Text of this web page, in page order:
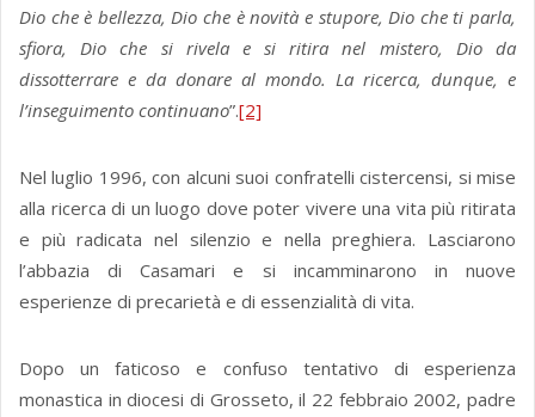
Dio che è bellezza, Dio che è novità e stupore, Dio che ti parla,
sfiora, Dio che si rivela e si ritira nel mistero, Dio da
dissotterrare e da donare al mondo. La ricerca, dunque, e
l’inseguimento continuano”.[2]
Nel luglio 1996, con alcuni suoi confratelli cistercensi, si mise
alla ricerca di un luogo dove poter vivere una vita più ritirata
e più radicata nel silenzio e nella preghiera. Lasciarono
l’abbazia di Casamari e si incamminarono in nuove
esperienze di precarietà e di essenzialità di vita.
Dopo un faticoso e confuso tentativo di esperienza
monastica in diocesi di Grosseto, il 22 febbraio 2002, padre